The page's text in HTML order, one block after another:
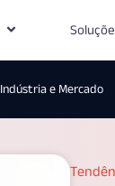
Indústria e Mercado